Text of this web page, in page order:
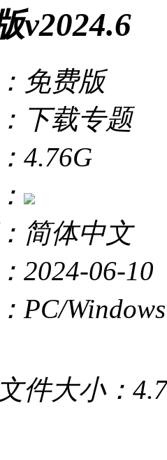
v2024.6
免费版
下载专题
4.76G
简体中文
2024-06-10
PC/Windows
件大小：